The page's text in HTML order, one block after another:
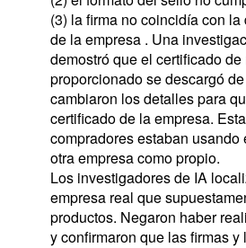
(3) la firma no coincidía con la
de la empresa . Una
demostró que el certificado de
proporcionado se descargó
cambiaron los detalles para
certificado de la empresa.
compradores estaban usando
otra empresa como propio.
Los investigadores de IA
empresa real que
productos. Negaron haber
y confirmaron que las firmas y